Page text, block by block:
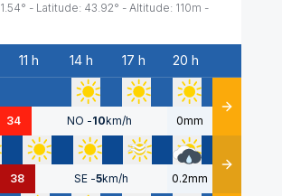
1.54° - Latitude: 43.92° - Altitude: 110m -
11 h 14 h 17 h 20 h
34 NO -10km/h 0mm Détails
38 SE -5km/h 0.2mm Détails